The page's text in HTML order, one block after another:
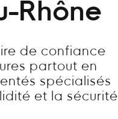
Rhône
de confiance
partout en
spécialisés
et la sécurité